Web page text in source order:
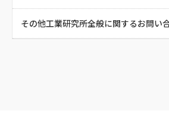
その他工業研究所全般に関するお問い